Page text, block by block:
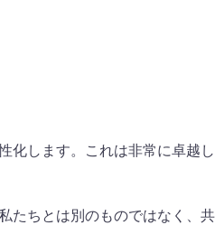
化します。これは非常に卓越し
たちとは別のものではなく、共